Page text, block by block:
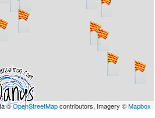
©OpenStreetMapcontributors, Imagery ©Mapbox